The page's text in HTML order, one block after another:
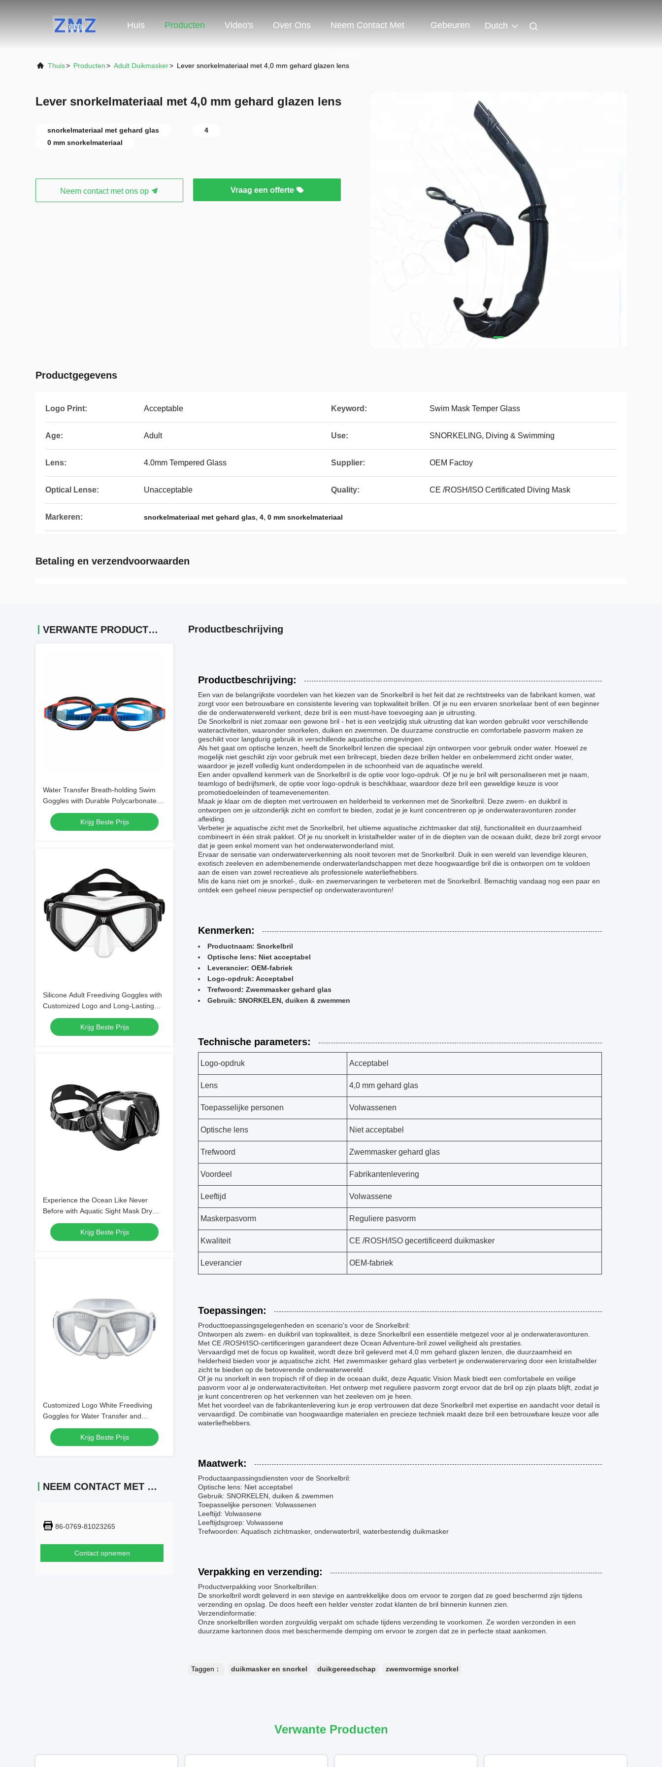
Huis Producten Video's Over Ons Neem Contact Met Gebeuren Dutch
Thuis> Producten> Adult Duikmasker> Lever snorkelmateriaal met 4,0 mm gehard glazen lens
Lever snorkelmateriaal met 4,0 mm gehard glazen lens
snorkelmateriaal met gehard glas
4
0 mm snorkelmateriaal
Neem contact met ons op Vraag een offerte
Productgegevens
Logo Print: Acceptable Keyword: Swim Mask Temper Glass
Age: Adult Use: SNORKELING, Diving & Swimming
Lens: 4.0mm Tempered Glass Supplier: OEM Factoy
Optical Lense: Unacceptable Quality: CE /ROSH/ISO Certificated Diving Mask
Markeren: snorkelmateriaal met gehard glas, 4, 0 mm snorkelmateriaal
Betaling en verzendvoorwaarden
VERWANTE PRODUCTEN
Water Transfer Breath-holding Swim
Goggles with Durable Polycarbonate
Frame Material
Krijg Beste Prijs
Silicone Adult Freediving Goggles with
Customized Logo and Long-Lasting
Design
Krijg Beste Prijs
Experience the Ocean Like Never
Before with Aquatic Sight Mask Dry
Snorkel and Single Lens Mask
Krijg Beste Prijs
Customized Logo White Freediving
Goggles for Water Transfer and
Swimming
Krijg Beste Prijs
NEEM CONTACT MET ONS OP
86-0769-81023265
Contact opnemen
Productbeschrijving
Productbeschrijving:
Een van de belangrijkste voordelen van het kiezen van de Snorkelbril is het feit dat ze rechtstreeks van de fabrikant komen, wat
zorgt voor een betrouwbare en consistente levering van topkwaliteit brillen. Of je nu een ervaren snorkelaar bent of een beginner
die de onderwaterwereld verkent, deze bril is een must-have toevoeging aan je uitrusting.
De Snorkelbril is niet zomaar een gewone bril - het is een veelzijdig stuk uitrusting dat kan worden gebruikt voor verschillende
wateractiviteiten, waaronder snorkelen, duiken en zwemmen. De duurzame constructie en comfortabele pasvorm maken ze
geschikt voor langdurig gebruik in verschillende aquatische omgevingen.
Als het gaat om optische lenzen, heeft de Snorkelbril lenzen die speciaal zijn ontworpen voor gebruik onder water. Hoewel ze
mogelijk niet geschikt zijn voor gebruik met een brilrecept, bieden deze brillen helder en onbelemmerd zicht onder water,
waardoor je jezelf volledig kunt onderdompelen in de schoonheid van de aquatische wereld.
Een ander opvallend kenmerk van de Snorkelbril is de optie voor logo-opdruk. Of je nu je bril wilt personaliseren met je naam,
teamlogo of bedrijfsmerk, de optie voor logo-opdruk is beschikbaar, waardoor deze bril een geweldige keuze is voor
promotiedoeleinden of teamevenementen.
Maak je klaar om de diepten met vertrouwen en helderheid te verkennen met de Snorkelbril. Deze zwem- en duikbril is
ontworpen om je uitzonderlijk zicht en comfort te bieden, zodat je je kunt concentreren op je onderwateravonturen zonder
afleiding.
Verbeter je aquatische zicht met de Snorkelbril, het ultieme aquatische zichtmasker dat stijl, functionaliteit en duurzaamheid
combineert in één strak pakket. Of je nu snorkelt in kristalhelder water of in de diepten van de oceaan duikt, deze bril zorgt ervoor
dat je geen enkel moment van het onderwaterwonderland mist.
Ervaar de sensatie van onderwaterverkenning als nooit tevoren met de Snorkelbril. Duik in een wereld van levendige kleuren,
exotisch zeeleven en adembenemende onderwaterlandschappen met deze hoogwaardige bril die is ontworpen om te voldoen
aan de eisen van zowel recreatieve als professionele waterliefhebbers.
Mis de kans niet om je snorkel-, duik- en zwemervaringen te verbeteren met de Snorkelbril. Bemachtig vandaag nog een paar en
ontdek een geheel nieuw perspectief op onderwateravonturen!
Kenmerken:
Productnaam: Snorkelbril
Optische lens: Niet acceptabel
Leverancier: OEM-fabriek
Logo-opdruk: Acceptabel
Trefwoord: Zwemmasker gehard glas
Gebruik: SNORKELEN, duiken & zwemmen
Technische parameters:
Logo-opdruk Acceptabel
Lens 4,0 mm gehard glas
Toepasselijke personen Volwassenen
Optische lens Niet acceptabel
Trefwoord Zwemmasker gehard glas
Voordeel Fabrikantenlevering
Leeftijd Volwassene
Maskerpasvorm Reguliere pasvorm
Kwaliteit CE /ROSH/ISO gecertificeerd duikmasker
Leverancier OEM-fabriek
Toepassingen:
Producttoepassingsgelegenheden en scenario's voor de Snorkelbril:
Ontworpen als zwem- en duikbril van topkwaliteit, is deze Snorkelbril een essentiële metgezel voor al je onderwateravonturen.
Met CE /ROSH/ISO-certificeringen garandeert deze Ocean Adventure-bril zowel veiligheid als prestaties.
Vervaardigd met de focus op kwaliteit, wordt deze bril geleverd met 4,0 mm gehard glazen lenzen, die duurzaamheid en
helderheid bieden voor je aquatische zicht. Het zwemmasker gehard glas verbetert je onderwaterervaring door een kristalhelder
zicht te bieden op de betoverende onderwaterwereld.
Of je nu snorkelt in een tropisch rif of diep in de oceaan duikt, deze Aquatic Vision Mask biedt een comfortabele en veilige
pasvorm voor al je onderwateractiviteiten. Het ontwerp met reguliere pasvorm zorgt ervoor dat de bril op zijn plaats blijft, zodat je
je kunt concentreren op het verkennen van het zeeleven om je heen.
Met het voordeel van de fabrikantenlevering kun je erop vertrouwen dat deze Snorkelbril met expertise en aandacht voor detail is
vervaardigd. De combinatie van hoogwaardige materialen en precieze techniek maakt deze bril een betrouwbare keuze voor alle
waterliefhebbers.
Maatwerk:
Productaanpassingsdiensten voor de Snorkelbril:
Optische lens: Niet acceptabel
Gebruik: SNORKELEN, duiken & zwemmen
Toepasselijke personen: Volwassenen
Leeftijd: Volwassene
Leeftijdsgroep: Volwassene
Trefwoorden: Aquatisch zichtmasker, onderwaterbril, waterbestendig duikmasker
Verpakking en verzending:
Productverpakking voor Snorkelbrillen:
De snorkelbril wordt geleverd in een stevige en aantrekkelijke doos om ervoor te zorgen dat ze goed beschermd zijn tijdens
verzending en opslag. De doos heeft een helder venster zodat klanten de bril binnenin kunnen zien.
Verzendinformatie:
Onze snorkelbrillen worden zorgvuldig verpakt om schade tijdens verzending te voorkomen. Ze worden verzonden in een
duurzame kartonnen doos met beschermende demping om ervoor te zorgen dat ze in perfecte staat aankomen.
Taggen： duikmasker en snorkel duikgereedschap zwemvormige snorkel
Verwante Producten